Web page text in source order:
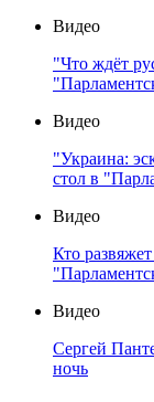
Видео
"Что ждёт
Видео
"Украина:
стол в
Видео
Кто
Видео
Сергей
ночь